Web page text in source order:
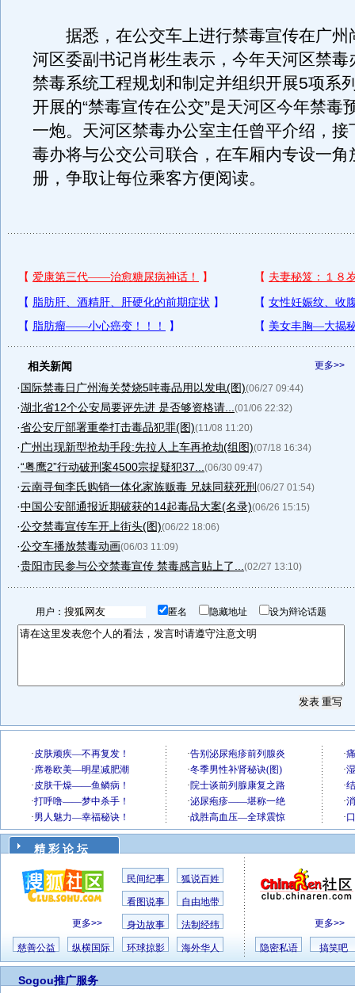
据悉，在公交车上进行禁毒宣传在广州
河区委副书记肖彬生表示，今年天河区禁毒
禁毒系统工程规划和制定并组织开展5项系
开展的“禁毒宣传在公交”是天河区今年禁毒
一炮。天河区禁毒办公室主任曾平介绍，接
毒办将与公交公司联合，在车厢内专设一角
册，争取让每位乘客方便阅读。
更多>>
相关新闻
·国际禁毒日广州海关焚烧5吨毒品用以发电(图)(06/27 09:44)
·湖北省12个公安局要评先进 是否够资格请... (01/06 22:32)
·省公安厅部署重拳打击毒品犯罪(图)(11/08 11:20)
· 广州出现新型抢劫手段:先拉人上车再抢劫(组图)(07/18 16:34)
·“粤鹰2”行动破刑案4500宗捉疑犯37... (06/30 09:47)
·云南寻甸李氏购销一体化家族贩毒 兄妹同获死刑 (06/27 01:54)
·中国公安部通报近期破获的14起毒品大案(名录)(06/26 15:15)
·公交禁毒宣传车开上街头(图)(06/22 18:06)
·公交车播放禁毒动画(06/03 11:09)
·贵阳市民参与公交禁毒宣传 禁毒感言贴上了... (02/27 13:10)
用户： 匿名 隐藏地址 设为辩论话题
精 彩 论 坛
更多>>
民间纪事 狐说百姓
看图说事 自由地带
身边故事 法制经纬
慈善公益 纵横国际 环球掠影 海外华人
更多>>
隐密私语 搞笑吧
Sogou推广服务